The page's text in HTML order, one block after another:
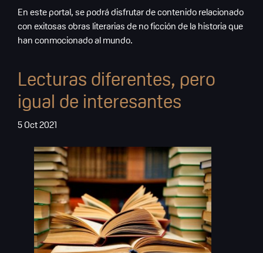
En este portal, se podrá disfrutar de contenido relacionado
con exitosas obras literarias de no ficción de la historia que
han conmocionado al mundo.
Lecturas diferentes, pero
igual de interesantes
5 Oct 2021